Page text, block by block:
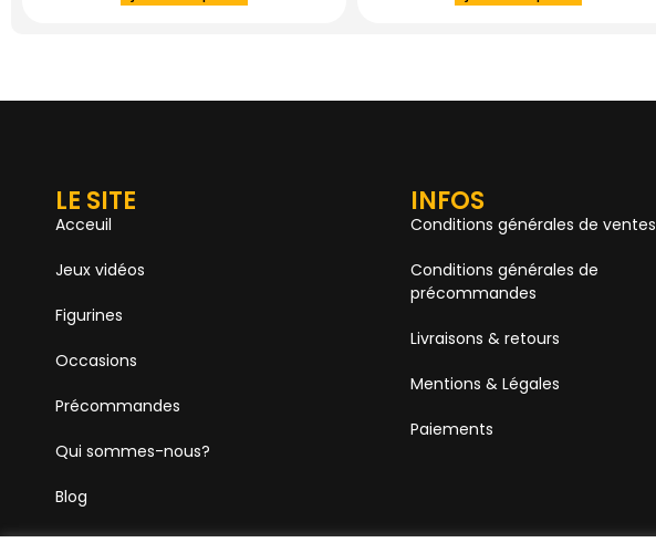
LE SITE
Acceuil
Jeux vidéos
Figurines
Occasions
Précommandes
Qui sommes-nous?
Blog
INFOS
Conditions générales de ventes
Conditions générales de
précommandes
Livraisons & retours
Mentions & Légales
Paiements